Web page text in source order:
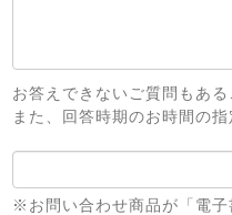
お答えできないご質問もあ
また、回答時期のお時間の
※お問い合わせ商品が「電